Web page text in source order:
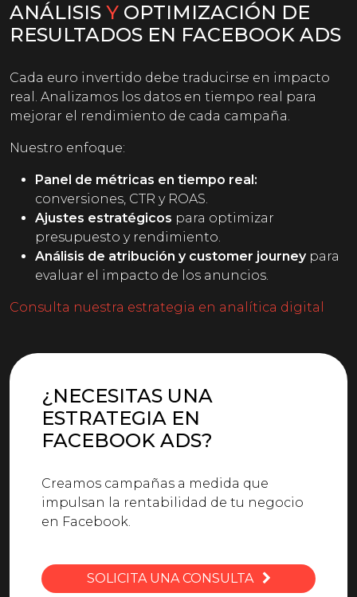
ANÁLISIS Y OPTIMIZACIÓN DE
RESULTADOS EN FACEBOOK ADS
Cada euro invertido debe traducirse en impacto
real. Analizamos los datos en tiempo real para
mejorar el rendimiento de cada campaña.
Nuestro enfoque:
Panel de métricas en tiempo real:
conversiones, CTR y ROAS.
Ajustes estratégicos para optimizar
presupuesto y rendimiento.
Análisis de atribución y customer journeypara
evaluar el impacto de los anuncios.
Consulta nuestra estrategia en analítica digital
¿NECESITAS UNA
ESTRATEGIA EN
FACEBOOK ADS?
Creamos campañas a medida que
impulsan la rentabilidad de tu negocio
en Facebook.
SOLICITA UNA CONSULTA